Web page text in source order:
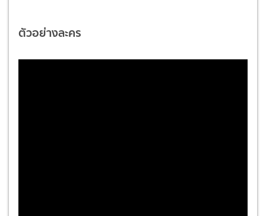
ตัวอย่างละคร